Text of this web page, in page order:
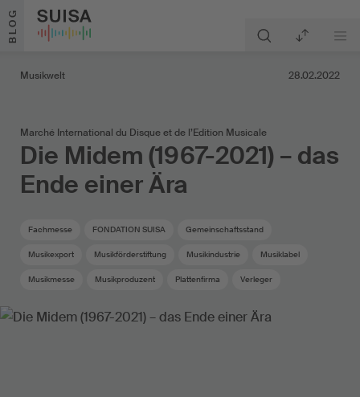
Zum Inhalt springen
BLOG
Musikwelt 28.02.2022
Marché International du Disque et de l’Edition Musicale
Die Midem (1967-2021) – das
Ende einer Ära
Fachmesse FONDATION SUISA Gemeinschaftsstand
Musikexport Musikförderstiftung Musikindustrie Musiklabel
Musikmesse Musikproduzent Plattenfirma Verleger